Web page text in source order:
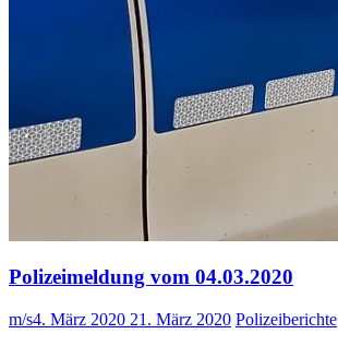
Polizeimeldung vom 04.03.2020
m/s4. März 2020 21. März 2020 Polizeiberichte